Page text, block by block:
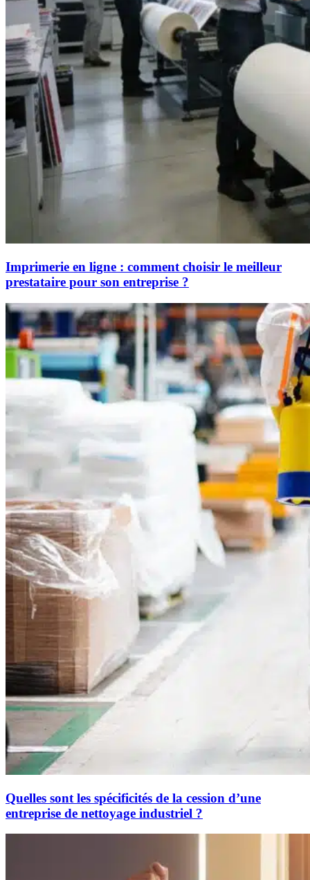
Imprimerie en ligne : comment choisir le meilleur
prestataire pour son entreprise ?
Quelles sont les spécificités de la cession d’une
entreprise de nettoyage industriel ?